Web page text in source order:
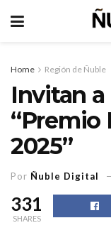
Home Región de Ñuble
Invitan
“Premio
2025”
Por Ñuble Digital
331
SHARES